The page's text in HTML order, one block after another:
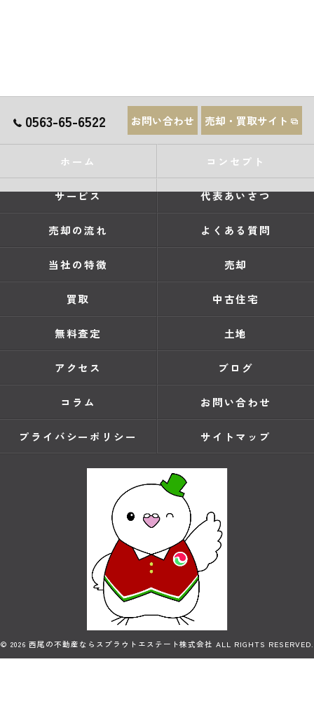
0563-65-6522 お問い合わせ 売却・買取サイト
ホーム コンセプト
サービス 代表あいさつ
売却の流れ よくある質問
当社の特徴 売却
買取 中古住宅
無料査定 土地
アクセス ブログ
コラム お問い合わせ
プライバシーポリシー サイトマップ
© 2026 西尾の不動産ならスプラウトエステート株式会社 ALL RIGHTS RESERVED.